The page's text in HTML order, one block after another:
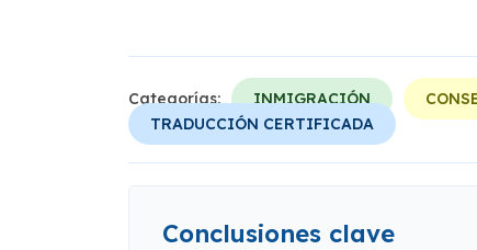
Categorías: INMIGRACIÓN
TRADUCCIÓN CERTIFICADA
Conclusiones clave